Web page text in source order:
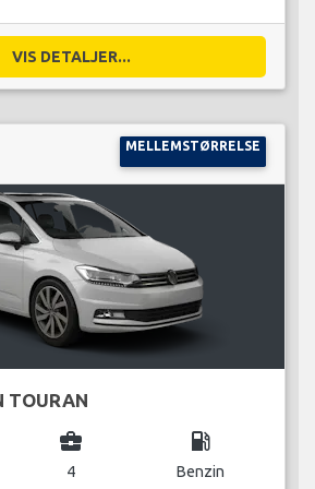
VIS DETALJER...
MELLEMSTØRRELSE
TOURAN
business_center
4
local_gas_station
Benzin